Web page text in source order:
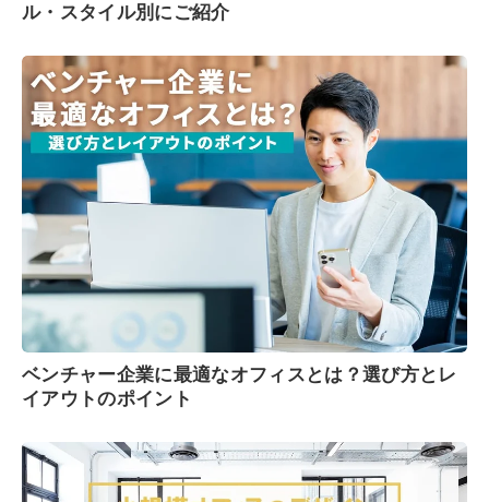
ル・スタイル別にご紹介
ベンチャー企業に最適なオフィスとは？選び方とレ
イアウトのポイント